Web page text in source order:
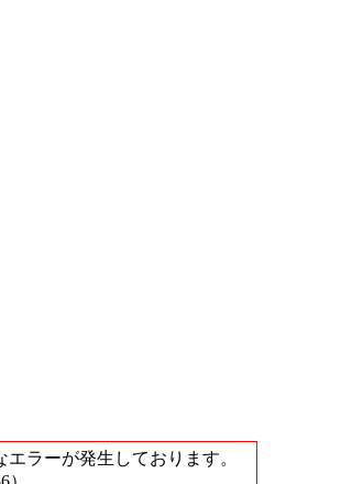
エラーが発生しております。